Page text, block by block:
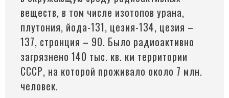
веществ, в том числе изотопов урана,
плутония, йода-131, цезия-134, цезия –
137, стронция – 90. Было радиоактивно
загрязнено 140 тыс. кв. км территории
СССР, на которой проживало около 7 млн.
человек.